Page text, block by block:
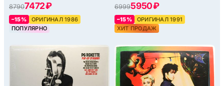
87907472 ₽
–15%
ОРИГИНАЛ 1986
ПОПУЛЯРНО
69995950 ₽
–15%
ОРИГИНАЛ 1991
ХИТ ПРОДАЖ